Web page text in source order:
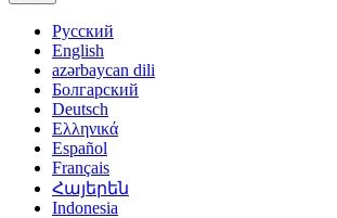
Русский
English
azərbaycan dili
Болгарский
Deutsch
Ελληνικά
Español
Français
Հայերեն
Indonesia